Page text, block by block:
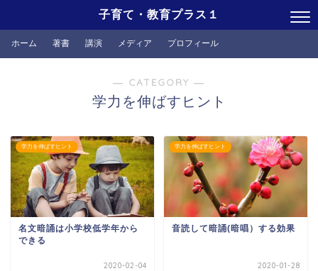
子育て・教育プラス１
ホーム 著書 講演 メディア プロフィール
― CATEGORY ―
学力を伸ばすヒント
学力を伸ばすヒント
名文暗誦は小学校低学年から
できる
2020-02-04
学力を伸ばすヒント
音読して暗誦(暗唱）する効果
2020-01-28